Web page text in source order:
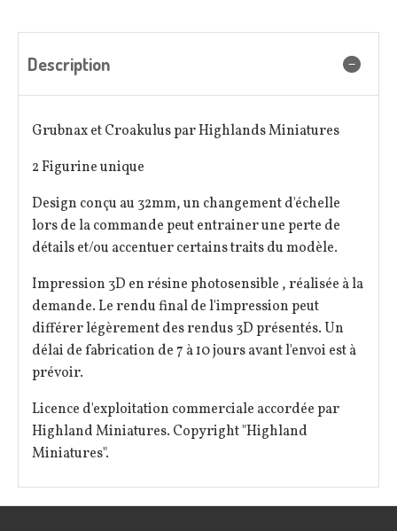
Description
Grubnax et Croakulus par Highlands Miniatures
2 Figurine unique
Design conçu au 32mm, un changement d'échelle
lors de la commande peut entrainer une perte de
détails et/ou accentuer certains traits du modèle.
Impression 3D en résine photosensible , réalisée à la
demande. Le rendu final de l'impression peut
différer légèrement des rendus 3D présentés. Un
délai de fabrication de 7 à 10 jours avant l'envoi est à
prévoir.
Licence d'exploitation commerciale accordée par
Highland Miniatures. Copyright "Highland
Miniatures".